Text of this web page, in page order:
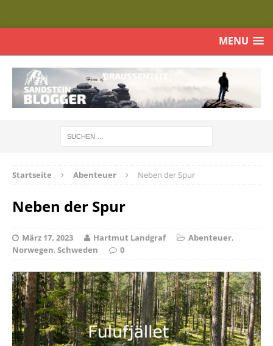
MENU
Startseite Abenteuer Neben der Spur
Neben der Spur
März 17, 2023 Hartmut Landgraf Abenteuer,
Norwegen,Schweden 0